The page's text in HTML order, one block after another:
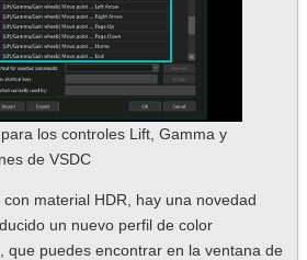
los controles Lift, Gamma y
de VSDC
material HDR, hay una novedad
un nuevo perfil de color
que puedes encontrar en la ventana de